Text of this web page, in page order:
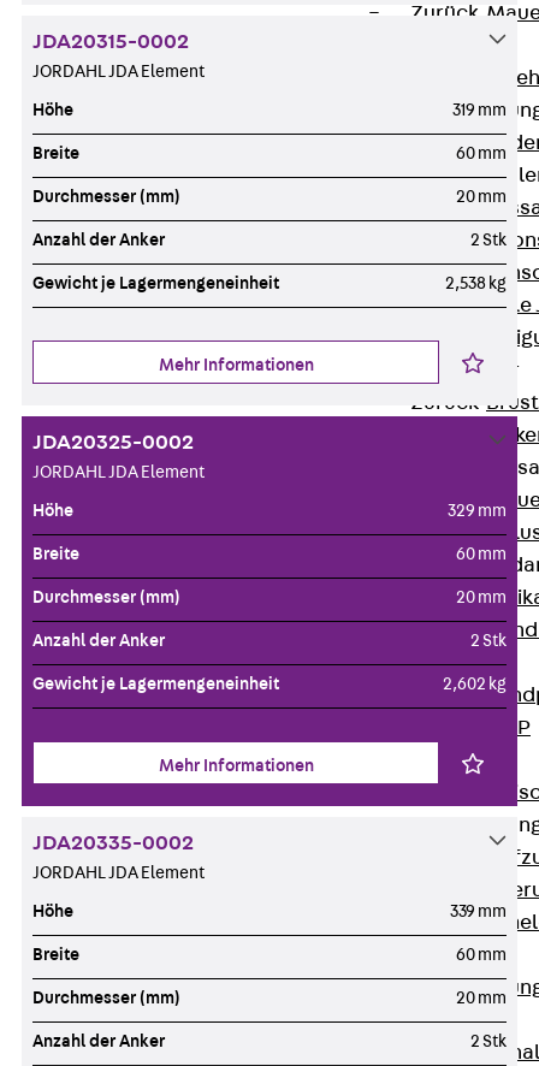
Zurück
Zurück
Winkelkonsole
Brüstungsanker
Zurück
Zurück
Attika-
Zurück
Windposts
Zurück
Windpost JWP
Schallisolation
Schalrohre
Zurück
JDA20315-0002
JORDAHL JDA Element
Höhe 319 mm
Breite 60 mm
Durchmesser (mm) 20 mm
Anzahl der Anker 2 Stk
Gewicht je Lagermengeneinheit 2,538 kg
Mehr Informationen
JDA20325-0002
JORDAHL JDA Element
Höhe 329 mm
Breite 60 mm
Durchmesser (mm) 20 mm
Anzahl der Anker 2 Stk
Gewicht je Lagermengeneinheit 2,602 kg
Mehr Informationen
JDA20335-0002
JORDAHL JDA Element
Höhe 339 mm
Breite 60 mm
Durchmesser (mm) 20 mm
Anzahl der Anker 2 Stk